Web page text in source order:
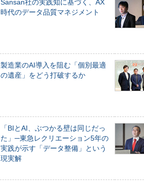
Sansan社の実践知に基づく、AX
時代のデータ品質マネジメント
製造業のAI導入を阻む「個別最適
の遺産」をどう打破するか
「BIとAI、ぶつかる壁は同じだっ
た」─東急レクリエーション5年の
実践が示す「データ整備」という
現実解